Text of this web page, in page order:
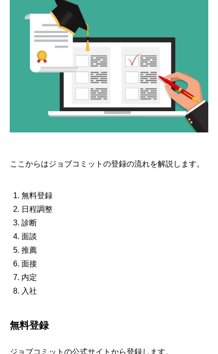
ここからはジョブコミットの登録の流れを解説します。
無料登録
日程調整
診断
面談
推薦
面接
内定
入社
無料登録
ジョブコミットの公式サイトから登録します。